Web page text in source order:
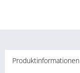
Produktinformationen